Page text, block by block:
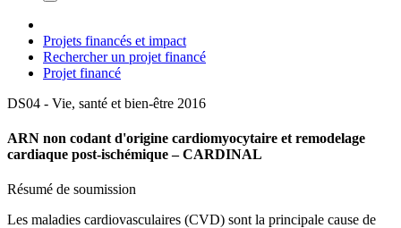
Projets financés et impact
Rechercher un projet financé
Projet financé
DS04 - Vie, santé et bien-être 2016
ARN non codant d'origine cardiomyocytaire et remodelage
cardiaque post-ischémique – CARDINAL
Résumé de soumission
Les maladies cardiovasculaires (CVD) sont la principale cause de